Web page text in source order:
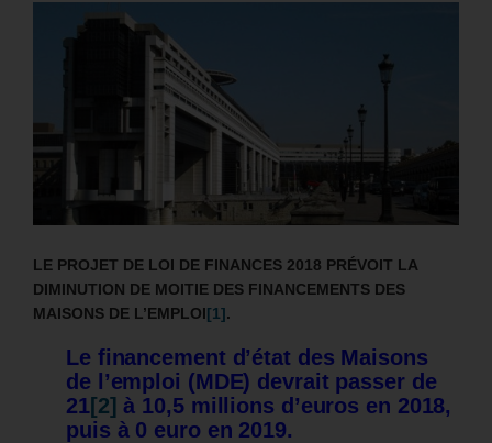
LE PROJET DE LOI DE FINANCES 2018 PRÉVOIT LA
DIMINUTION DE MOITIE DES FINANCEMENTS DES
MAISONS DE L’EMPLOI[1].
Le financement d’état des Maisons
de l’emploi (MDE) devrait passer de
21[2] à 10,5 millions d’euros en 2018,
puis à 0 euro en 2019.